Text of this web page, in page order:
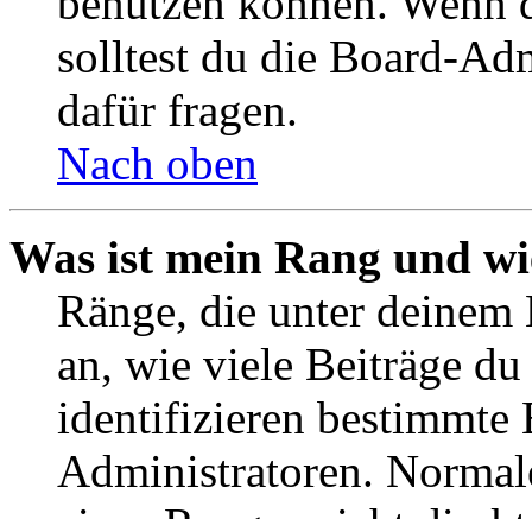
solltest du die Board-
dafür fragen.
Nach oben
Was ist mein Rang und
Ränge, die unter deinem
an, wie viele Beiträge
identifizieren bestimmte
Administratoren.